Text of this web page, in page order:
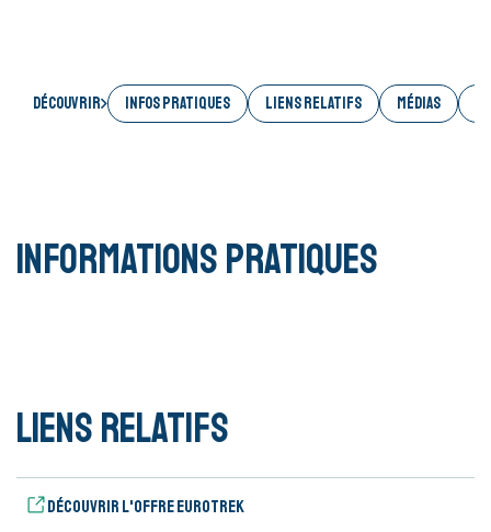
Découvrir INFOS PRATIQUES LIENS RELATIFS MÉDIAS
Informations pratiques
Liens relatifs
Découvrir l'offre Eurotrek